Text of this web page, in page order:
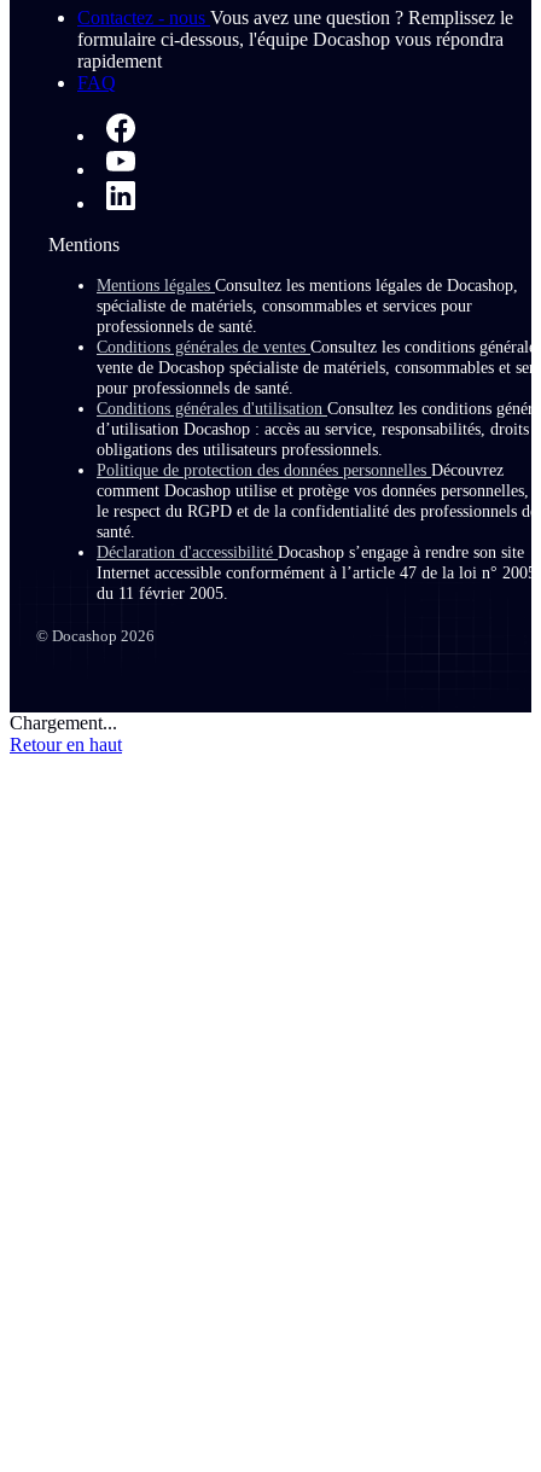
Contactez - nous Vous avez une question ? Remplissez le
formulaire ci-dessous, l'équipe Docashop vous répondra
rapidement
FAQ
Mentions
Mentions légales Consultez les mentions légales de Docashop,
spécialiste de matériels, consommables et services pour
professionnels de santé.
Conditions générales de ventes Consultez les conditions
vente de Docashop spécialiste de matériels, consommables et
pour professionnels de santé.
Conditions générales d'utilisation Consultez les conditions
d’utilisation Docashop : accès au service, responsabilités, droits
obligations des utilisateurs professionnels.
Politique de protection des données personnelles Découvrez
comment Docashop utilise et protège vos données personnelles,
le respect du RGPD et de la confidentialité des professionnels de
santé.
Déclaration d'accessibilité Docashop s’engage à rendre son site
Internet accessible conformément à l’article 47 de la loi n°
du 11 février 2005.
© Docashop 2026
Chargement...
Retour en haut